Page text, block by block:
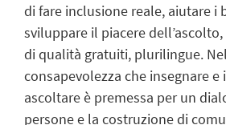
di fare inclusione reale, aiutare i
sviluppare il piacere
di qualità gratuiti, plurilingue.
consapevolezza che insegnare e
ascoltare è premessa per un
persone e la costruzione di